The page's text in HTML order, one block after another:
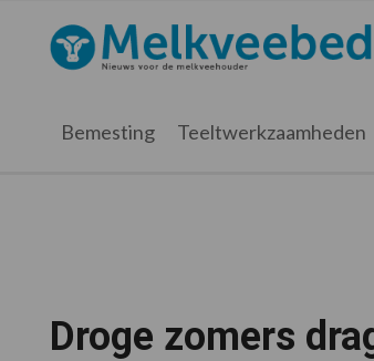
hoofdnavigatie
hoofd
eerste
voettekst
Melkveebedrijf.nl
Bemesting Teeltwerkzaamheden
Droge zomers